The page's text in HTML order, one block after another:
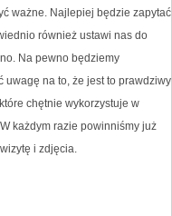
ważne. Najlepiej będzie zapytać
również ustawi nas do
Na pewno będziemy
uwagę na to, że jest to prawdziwy
chętnie wykorzystuje w
każdym razie powinniśmy już
i zdjęcia.